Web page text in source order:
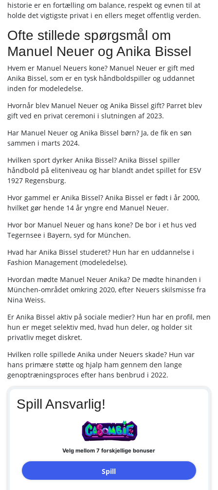
historie er en fortælling om balance, respekt og evnen til at
holde det vigtigste privat i en ellers meget offentlig verden.
Ofte stillede spørgsmål om
Manuel Neuer og Anika Bissel
Hvem er Manuel Neuers kone? Manuel Neuer er gift med
Anika Bissel, som er en tysk håndboldspiller og uddannet
inden for modeledelse.
Hvornår blev Manuel Neuer og Anika Bissel gift? Parret blev
gift ved en privat ceremoni i slutningen af 2023.
Har Manuel Neuer og Anika Bissel børn? Ja, de fik en søn
sammen i marts 2024.
Hvilken sport dyrker Anika Bissel? Anika Bissel spiller
håndbold på eliteniveau og har blandt andet spillet for ESV
1927 Regensburg.
Hvor gammel er Anika Bissel? Anika Bissel er født i år 2000,
hvilket gør hende 14 år yngre end Manuel Neuer.
Hvor bor Manuel Neuer og hans kone? De bor i et hus ved
Tegernsee i Bayern, syd for München.
Hvad har Anika Bissel studeret? Hun har en uddannelse i
Fashion Management (modeledelse).
Hvordan mødte Manuel Neuer Anika? De mødte hinanden i
München-området omkring 2020, efter Neuers skilsmisse fra
Nina Weiss.
Er Anika Bissel aktiv på sociale medier? Hun har en profil, men
hun er meget selektiv med, hvad hun deler, og holder sit
privatliv meget diskret.
Hvilken rolle spillede Anika under Neuers skade? Hun var
hans primære støtte og hjalp ham gennem den lange
genoptræningsproces efter hans benbrud i 2022.
Spill Ansvarlig!
Velg mellom 7 forskjellige bonuser
Spill